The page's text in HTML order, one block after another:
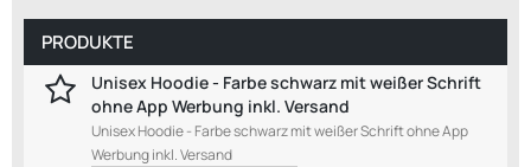
PRODUKTE
Unisex Hoodie - Farbe schwarz mit weißer Schrift
ohne App Werbung inkl. Versand
Unisex Hoodie - Farbe schwarz mit weißer Schrift ohne App
Werbung inkl. Versand